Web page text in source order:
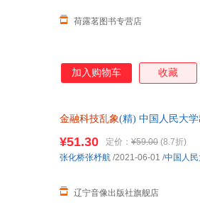
荷露茗图书专营店
加入购物车 收藏
金融科技乱象(精) 中国人民大
¥51.30 定价： ¥59.00 (8.7折)
辽宁音像出版社旗舰店
张化桥张杼航 /2021-06-01 /中国人